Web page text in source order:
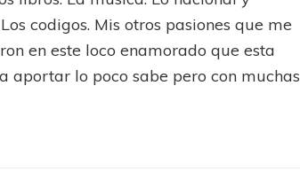
codigos. Mis otros pasiones que me
en este loco enamorado que esta
aportar lo poco sabe pero con muchas